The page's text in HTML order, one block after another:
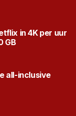
in 4K per uur
GB
all-inclusive